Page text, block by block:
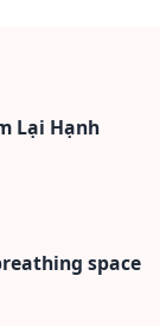
Lại Hạnh
space